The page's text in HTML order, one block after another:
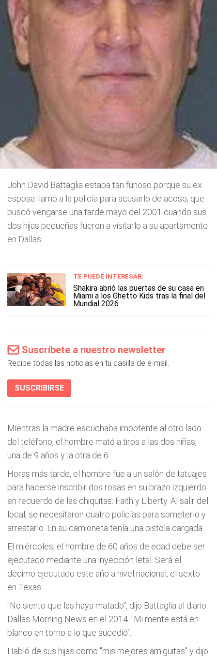
John David Battaglia estaba tan furioso porque su ex
esposa llamó a la policía para acusarlo de acoso, que
buscó vengarse una tarde mayo del 2001 cuando sus
dos hijas pequeñas fueron a visitarlo a su apartamento
en Dallas.
TE PUEDE INTERESAR:
Shakira abrió las puertas de su casa en
Miami a los Ghetto Kids tras la final del
Mundial 2026
Suscríbete a nuestro newsletter
Recibe todas las noticias en tu casilla de e-mail.
SUSCRIBIRSE
Mientras la madre escuchaba impotente al otro lado
del teléfono, el hombre mató a tiros a las dos niñas,
una de 9 años y la otra de 6.
Horas más tarde, el hombre fue a un salón de tatuajes
para hacerse inscribir dos rosas en su brazo izquierdo
en recuerdo de las chiquitas: Faith y Liberty. Al salir del
local, se necesitaron cuatro policías para someterlo y
arrestarlo. En su camioneta tenía una pistola cargada.
El miércoles, el hombre de 60 años de edad debe ser
ejecutado mediante una inyección letal. Será el
décimo ejecutado este año a nivel nacional, el sexto
en Texas.
"No siento que las haya matado", dijo Battaglia al diario
Dallas Morning News en el 2014. "Mi mente está en
blanco en torno a lo que sucedió".
Habló de sus hijas como "mis mejores amiguitas" y dijo